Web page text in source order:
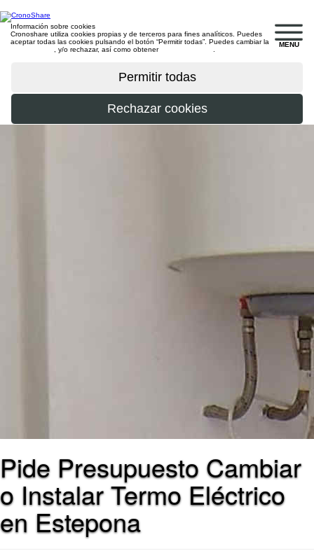
MENU
Información sobre cookies
Cronoshare utiliza cookies propias y de terceros para fines analíticos. Puedes
aceptar todas las cookies pulsando el botón “Permitir todas”. Puedes cambiar la
, y/o rechazar, así como obtener
Pide Presupuesto Cambiar
o Instalar Termo Eléctrico
en Estepona